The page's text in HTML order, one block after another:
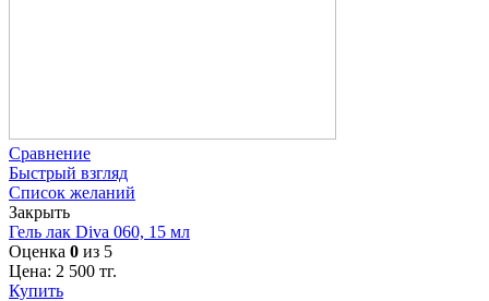
Сравнение
Быстрый взгляд
Список желаний
Закрыть
Гель лак Diva 060, 15 мл
Оценка 0 из 5
Цена: 2 500 тг.
Купить